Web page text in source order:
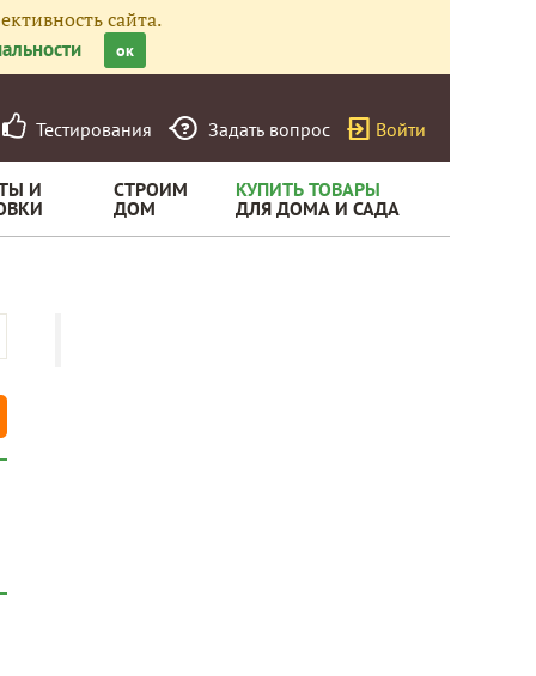
сайта.
ок
Тестирования Задать вопрос Войти
И
СТРОИМ
ДОМ
КУПИТЬ ТОВАРЫ
ДЛЯ ДОМА И САДА